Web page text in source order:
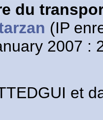
du
(IP
2007 :
et